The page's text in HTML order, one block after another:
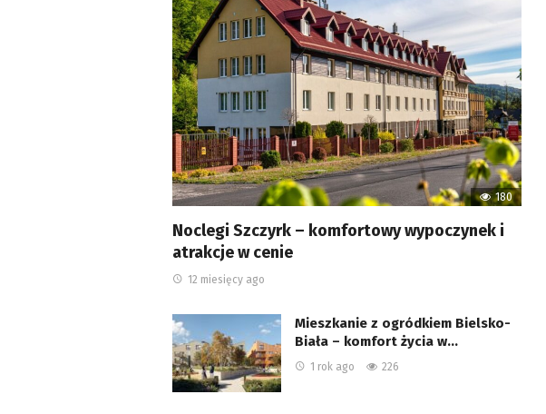
180
Noclegi Szczyrk – komfortowy wypoczynek i
atrakcje w cenie
12 miesięcy ago
Mieszkanie z ogródkiem Bielsko-
Biała – komfort życia w…
1 rok ago 226